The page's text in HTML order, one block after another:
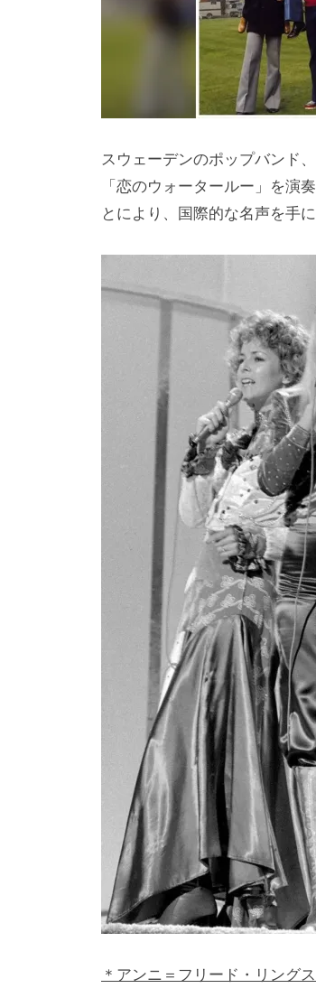
m
スウェーデンのポップバンド
「恋のウォータールー」を演
とにより、国際的な名声を手に
＊アンニ＝フリード・リング